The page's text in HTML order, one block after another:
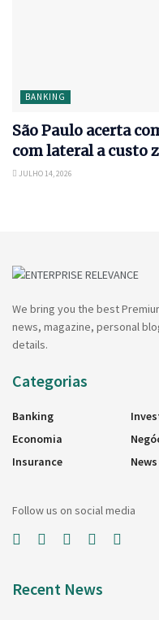
BANKING
São Paulo acerta
com lateral a custo
JULHO 14, 2026
We bring you the best
news, magazine, personal
details.
Categorias
Banking
Economia
Insurance
News
Follow us on social media
Recent News